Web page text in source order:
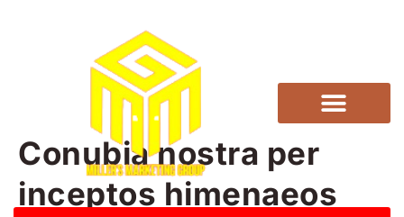
Conubia nostra per
inceptos himenaeos